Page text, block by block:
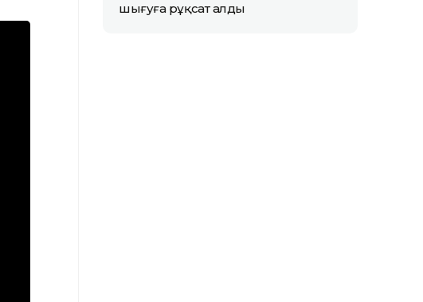
шығуға рұқсат алды